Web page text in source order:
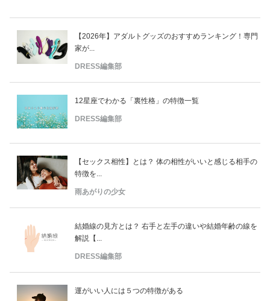
【2026年】アダルトグッズのおすすめランキング！専門
家が...
DRESS編集部
12星座でわかる「裏性格」の特徴一覧
DRESS編集部
【セックス相性】とは？ 体の相性がいいと感じる相手の
特徴を...
雨あがりの少女
結婚線の見方とは？ 右手と左手の違いや結婚年齢の線を
解説【...
DRESS編集部
運がいい人には５つの特徴がある